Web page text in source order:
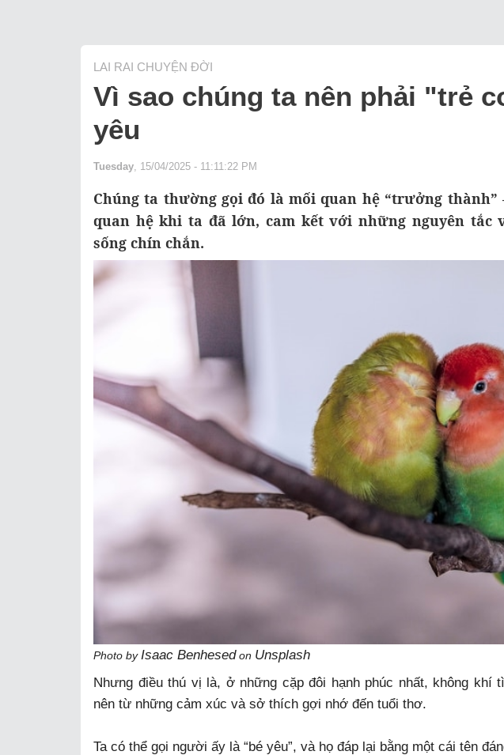
LAI RAI CHUYỆN ĐỜI
Vì sao chúng ta nên phải "trẻ
yêu
Tuesday , 15/04/2025 - 11:11:22 PM
Chúng ta thường gọi đó là mối quan hệ “trưởng
quan hệ khi ta đã lớn, cam kết với những nguyên tắc
sống chín chắn.
Photo byIsaac Benhesedon Unsplash
Nhưng điều thú vị là, ở những cặp đôi hạnh phúc nhất, không khí
nên từ những cảm xúc và sở thích gợi nhớ đến tuổi thơ.
Ta có thể gọi người ấy là “bé yêu”, và họ đáp lại bằng một cái tên